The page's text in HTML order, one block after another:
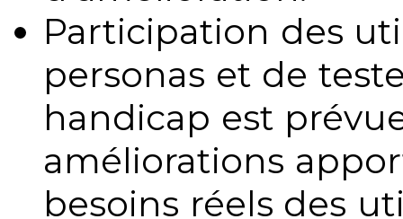
Participation des
personas et de
handicap est
améliorations
besoins réels des